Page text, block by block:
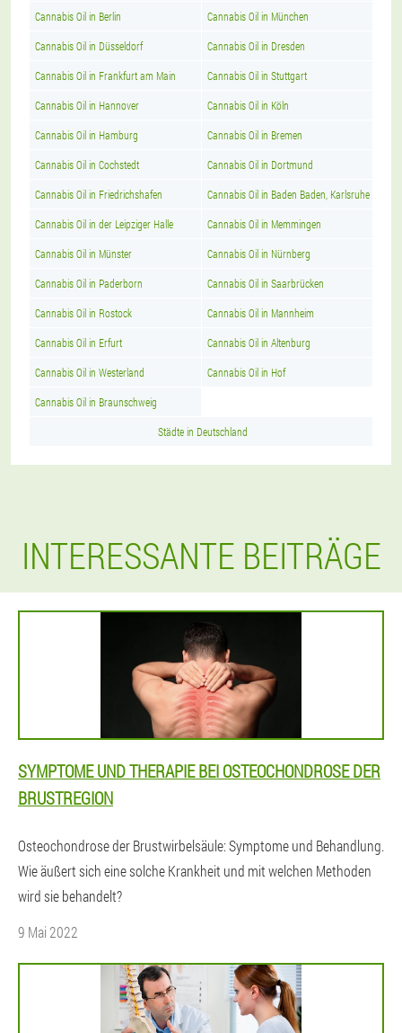
Cannabis Oil in Berlin Cannabis Oil in München
Cannabis Oil in Düsseldorf Cannabis Oil in Dresden
Cannabis Oil in Frankfurt am Main Cannabis Oil in Stuttgart
Cannabis Oil in Hannover Cannabis Oil in Köln
Cannabis Oil in Hamburg Cannabis Oil in Bremen
Cannabis Oil in Cochstedt Cannabis Oil in Dortmund
Cannabis Oil in Friedrichshafen Cannabis Oil in Baden Baden, Karlsruhe
Cannabis Oil in der Leipziger Halle Cannabis Oil in Memmingen
Cannabis Oil in Münster Cannabis Oil in Nürnberg
Cannabis Oil in Paderborn Cannabis Oil in Saarbrücken
Cannabis Oil in Rostock Cannabis Oil in Mannheim
Cannabis Oil in Erfurt Cannabis Oil in Altenburg
Cannabis Oil in Westerland Cannabis Oil in Hof
Cannabis Oil in Braunschweig
Städte in Deutschland
INTERESSANTE BEITRÄGE
SYMPTOME UND THERAPIE BEI OSTEOCHONDROSE DER
BRUSTREGION
Osteochondrose der Brustwirbelsäule: Symptome und Behandlung.
Wie äußert sich eine solche Krankheit und mit welchen Methoden
wird sie behandelt?
9 Mai 2022